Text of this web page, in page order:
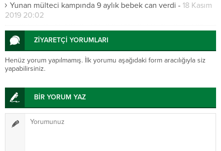
Yunan mülteci kampında 9 aylık bebek can verdi - 18 Kasım
2019 20:02
ZİYARETÇİ YORUMLARI
Henüz yorum yapılmamış. İlk yorumu aşağıdaki form aracılığıyla siz
yapabilirsiniz.
BİR YORUM YAZ